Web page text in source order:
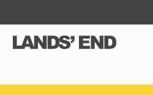
contenu
navigation
barre